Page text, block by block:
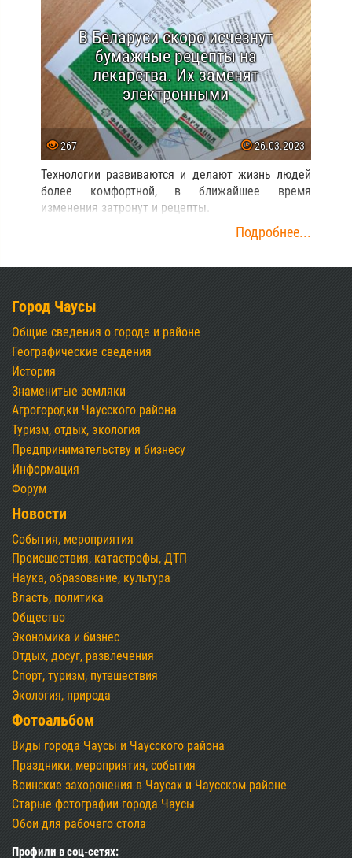
В Беларуси скоро исчезнут
бумажные рецепты на
лекарства. Их заменят
электронными
267 26.03.2023
Технологии развиваются и делают жизнь людей
более комфортной, в ближайшее время
изменения затронут и рецепты.
Подробнее...
Город Чаусы
Общие сведения о городе и районе
Географические сведения
История
Знаменитые земляки
Агрогородки Чаусского района
Туризм, отдых, экология
Предпринимательству и бизнесу
Информация
Форум
Новости
События, мероприятия
Происшествия, катастрофы, ДТП
Наука, образование, культура
Власть, политика
Общество
Экономика и бизнес
Отдых, досуг, развлечения
Спорт, туризм, путешествия
Экология, природа
Фотоальбом
Виды города Чаусы и Чаусского района
Праздники, мероприятия, события
Воинские захоронения в Чаусах и Чаусском районе
Старые фотографии города Чаусы
Обои для рабочего стола
Профили в соц-сетях: